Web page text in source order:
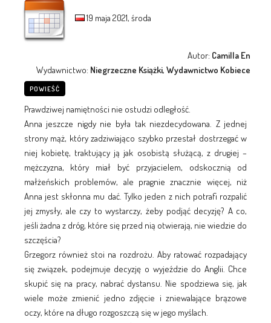
19 maja 2021, środa
Autor: Camilla En
Wydawnictwo: Niegrzeczne Książki, Wydawnictwo Kobiece
POWIEŚĆ
Prawdziwej namiętności nie ostudzi odległość.
Anna jeszcze nigdy nie była tak niezdecydowana. Z jednej
strony mąż, który zadziwiająco szybko przestał dostrzegać w
niej kobietę, traktujący ją jak osobistą służącą, z drugiej –
mężczyzna, który miał być przyjacielem, odskocznią od
małżeńskich problemów, ale pragnie znacznie więcej, niż
Anna jest skłonna mu dać. Tylko jeden z nich potrafi rozpalić
jej zmysły, ale czy to wystarczy, żeby podjąć decyzję? A co,
jeśli żadna z dróg, które się przed nią otwierają, nie wiedzie do
szczęścia?
Grzegorz również stoi na rozdrożu. Aby ratować rozpadający
się związek, podejmuje decyzję o wyjeździe do Anglii. Chce
skupić się na pracy, nabrać dystansu. Nie spodziewa się, jak
wiele może zmienić jedno zdjęcie i zniewalające brązowe
oczy, które na długo rozgoszczą się w jego myślach.